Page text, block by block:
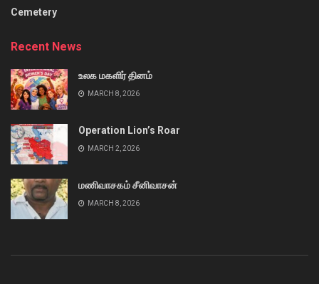
Cemetery
Recent News
உலக மகளிர் தினம்
MARCH 8, 2026
Operation Lion’s Roar
MARCH 2, 2026
மணிவாசகம் சீனிவாசன்
MARCH 8, 2026